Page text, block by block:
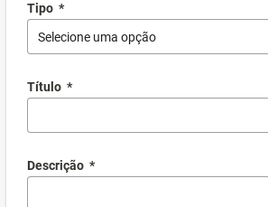
Tipo *
Selecione uma opção
Título *
Descrição *